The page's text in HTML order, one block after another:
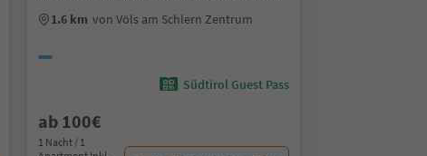
1.6 km von Völs am Schlern Zentrum
Südtirol Guest Pass
ab 100€
1 Nacht / 1